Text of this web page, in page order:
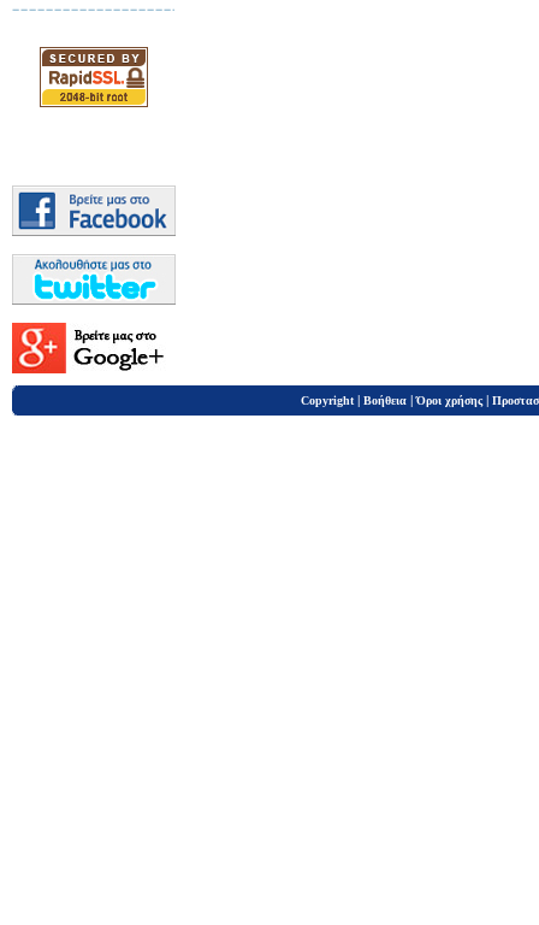
Copyright | Βοήθεια |Όροι χρήσης |